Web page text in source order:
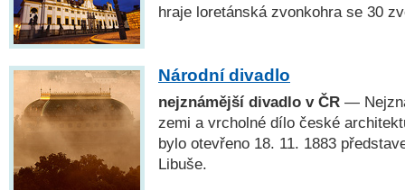
hraje loretánská zvonkohra se 30
Národní divadlo
nejznámější divadlo v ČR —
zemi a vrcholné dílo české
bylo otevřeno 18. 11. 1883
Libuše.